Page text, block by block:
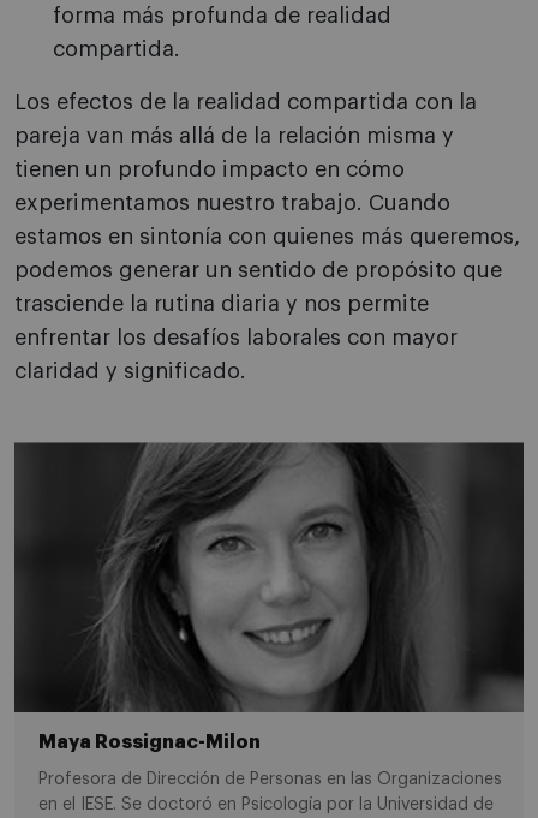
forma más profunda de realidad
compartida.
Los efectos de la realidad compartida con la
pareja van más allá de la relación misma y
tienen un profundo impacto en cómo
experimentamos nuestro trabajo. Cuando
estamos en sintonía con quienes más queremos,
podemos generar un sentido de propósito que
trasciende la rutina diaria y nos permite
enfrentar los desafíos laborales con mayor
claridad y significado.
Maya Rossignac-Milon
Profesora de Dirección de Personas en las Organizaciones
en el IESE. Se doctoró en Psicología por la Universidad de